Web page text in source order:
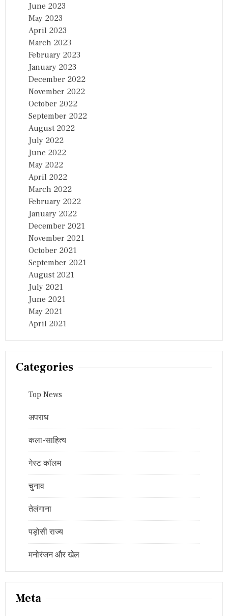
June 2023
May 2023
April 2023
March 2023
February 2023
January 2023
December 2022
November 2022
October 2022
September 2022
August 2022
July 2022
June 2022
May 2022
April 2022
March 2022
February 2022
January 2022
December 2021
November 2021
October 2021
September 2021
August 2021
July 2021
June 2021
May 2021
April 2021
Categories
Top News
अपराध
कला-साहित्य
गेस्ट कॉलम
चुनाव
तेलंगाना
पड़ोसी राज्य
मनोरंजन और खेल
Meta